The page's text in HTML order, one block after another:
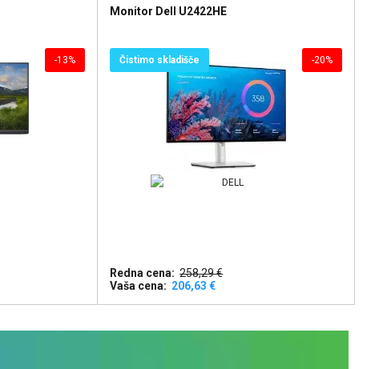
-13%
Monitor Dell U2422HE
Čistimo skladišče -20%
Redna cena: 258,29 €
Vaša cena: 206,63 €